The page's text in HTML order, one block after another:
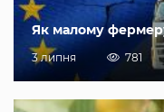
Як малому
3 липня 781